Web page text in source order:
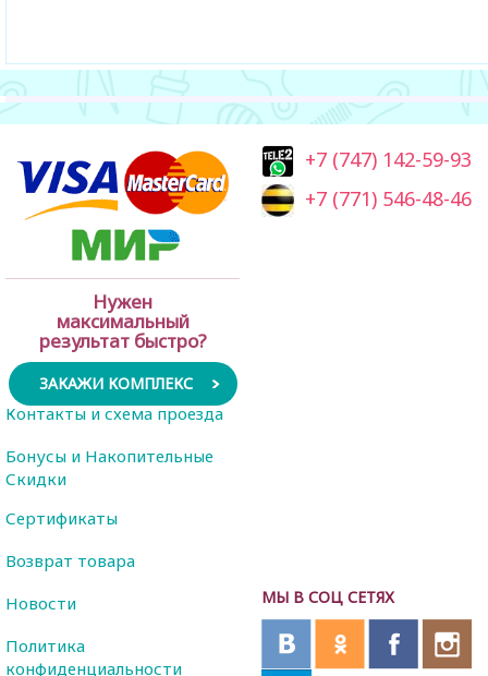
Нужен
максимальный
результат быстро?
ЗАКАЖИ КОМПЛЕКС
+7 (747) 142-59-93
+7 (771) 546-48-46
МЫ В СОЦ СЕТЯХ
Контакты и схема проезда
Бонусы и Накопительные
Скидки
Сертификаты
Возврат товара
Новости
Политика
конфиденциальности